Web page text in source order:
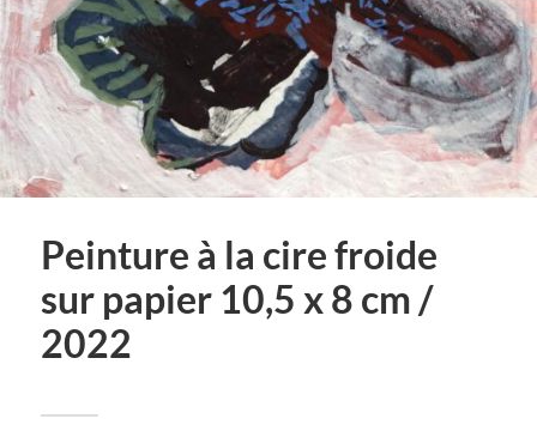
Peinture à la cire froide
sur papier 10,5 x 8 cm /
2022